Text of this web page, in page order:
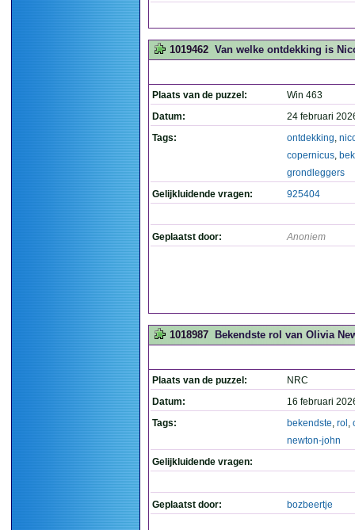
1019462 Van welke ontdekking is
Plaats van de puzzel:
Win 463
Datum:
24 februari
Tags:
ontdekking,
copernicus,
grondleggers
Gelijkluidende vragen:
925404
Geplaatst door: Anoniem
1018987 Bekendste rol van Olivia
Plaats van de puzzel:
NRC
Datum:
16 februari
Tags:
bekendste, rol ,
newton-john
Gelijkluidende vragen:
Geplaatst door: bozbeertje